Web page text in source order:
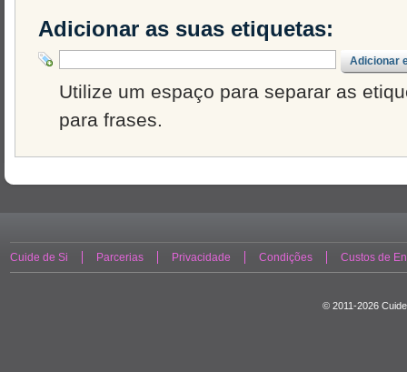
Adicionar as suas etiquetas:
Adicionar
Utilize um espaço para separar as
para frases.
Cuide de Si Parcerias Privacidade Condições Custos de
© 2011-2026